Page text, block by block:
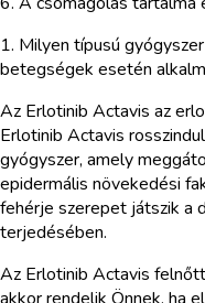
1. Milyen típusú
betegségek esetén
Az Erlotinib Actavis az
Erlotinib Actavis
gyógyszer, amely
epidermális növekedési
fehérje szerepet játszik a
terjedésében.
Az Erlotinib Actavis
akkor rendelik Önnek, ha